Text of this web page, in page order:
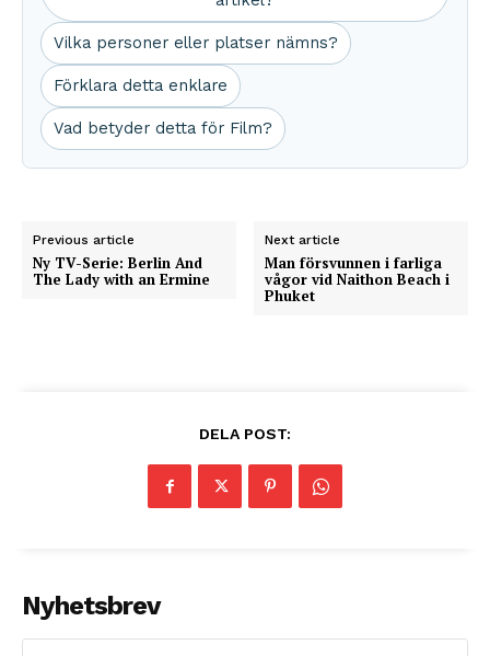
Vilka personer eller platser nämns?
Förklara detta enklare
Vad betyder detta för Film?
Previous article
Ny TV-Serie: Berlin And
The Lady with an Ermine
Next article
Man försvunnen i farliga
vågor vid Naithon Beach i
Phuket
DELA POST:
Nyhetsbrev